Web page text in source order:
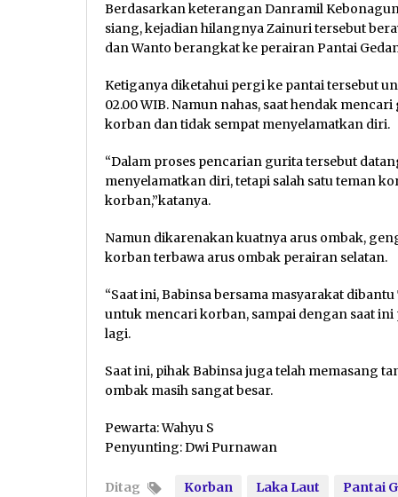
Berdasarkan keterangan Danramil
siang, kejadian hilangnya Zainuri tersebut
dan Wanto berangkat ke perairan Pantai
Ketiganya diketahui pergi ke pantai tersebut
02.00 WIB. Namun nahas, saat hendak
korban dan tidak sempat menyelamatkan diri.
“Dalam proses pencarian gurita tersebut
menyelamatkan diri, tetapi salah satu teman
korban,”katanya.
Namun dikarenakan kuatnya arus ombak,
korban terbawa arus ombak perairan selatan.
“Saat ini, Babinsa bersama masyarakat
untuk mencari korban, sampai dengan saat
lagi.
Saat ini, pihak Babinsa juga telah memasang
ombak masih sangat besar.
Pewarta: Wahyu S
Penyunting: Dwi Purnawan
Ditag Korban Laka Laut Pantai